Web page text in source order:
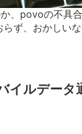
、povoの不具
らず、おかしい
イルデータ